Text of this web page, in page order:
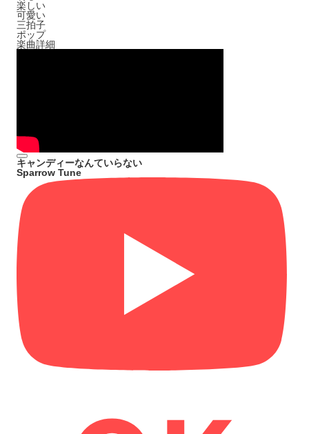
楽しい
可愛い
三拍子
ポップ
楽曲詳細
キャンディーなんていらない
Sparrow Tune